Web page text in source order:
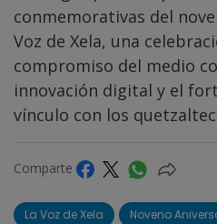
conmemorativas del
Voz de Xela, una
compromiso del medio
innovación digital y el
vínculo con los
Comparte
La Voz de Xela Noveno